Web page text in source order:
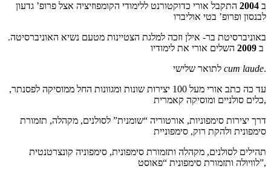
ב 2004 התקבל אורי כדוקטורנט ללימודי הקומפוזיציה אצל פרופ’ גדעון
לבנסון ופרופ’ בטי אוליברו
באוניברסיטת בר- אילן וזכה למלגת הצטיינות מטעם נשיא האוניברסיטה.
ב 2009 השלים אורי את לימודיו
cum laude.
עד כה כתב אורי מעל 100 יצירות שונות ומגוונות החל ממוסיקה לפסנתר,
כלים סולניים ומוסיקה קאמרית,
דרך יצירות סימפוניות, אורטוריה “שומנית” לסולנים, מקהלה, תזמורת
סימפונית ולהקת רוק, סימפוניית
תהילים לסולנים, מקהלה ותזמורת סימפונית, סימפוניה קונצרטנטית
לוויולה ותזמורת סימפונית “פאוסט”,